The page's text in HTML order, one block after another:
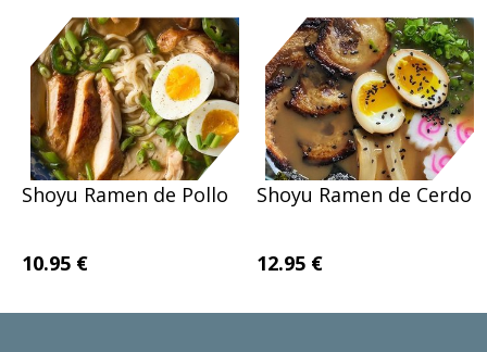
Shoyu Ramen de Pollo
10.95 €
Shoyu Ramen de Cerdo
12.95 €